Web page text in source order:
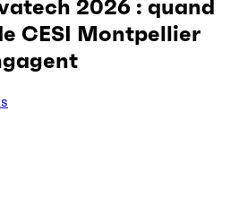
2026 : quand
CESI Montpellier